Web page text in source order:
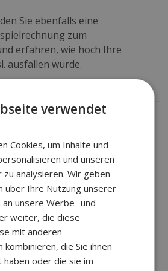
Sie ebenfalls eine
zum
erfahren, wie hoch Ihre
ausfallen würde.
Ratenkaufvertrag
in Ihrer E-Mail übermittelten
Anschluss erhalten Sie von
Finanzexperten den finalen
Ihren Konditionen. Den
verwendet
Cookies, um Inhalte und
und unseren
analysieren. Wir geben
über Ihre Nutzung unserer
an unsere Werbe- und
weiter, die diese
mit anderen
kombinieren, die Sie ihnen
oder die sie im